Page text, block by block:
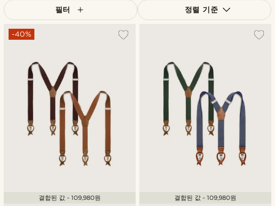
필터 정렬 기준
낮은가격순
높은가격순
-40%
결합된 값 - 109,980원 결합된 값 - 109,980원